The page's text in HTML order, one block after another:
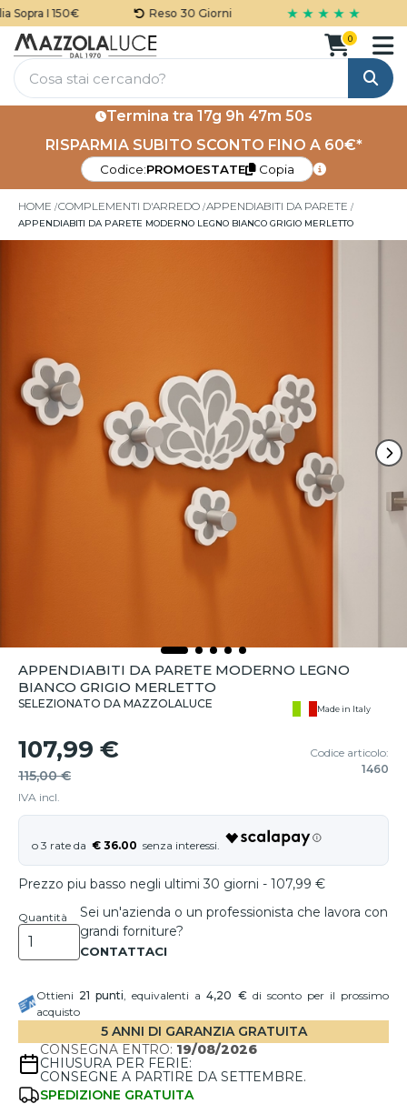
I 150€ Reso 30 Giorni ★ ★ ★ ★ ★
Cerca
0
Termina tra 17g 9h 47m 50s
RISPARMIA SUBITO SCONTO FINO A 60€*
Codice:PROMOESTATE Copia
HOME COMPLEMENTI D'ARREDO APPENDIABITI DA PARETE
APPENDIABITI DA PARETE MODERNO LEGNO BIANCO GRIGIO MERLETTO
APPENDIABITI DA PARETE MODERNO LEGNO
BIANCO GRIGIO MERLETTO
SELEZIONATO DA MAZZOLALUCE Made in Italy
107,99 €
115,00 €
IVA incl.
Codice articolo:
1460
€ 36.00
Prezzo piu basso negli ultimi 30 giorni - 107,99 €
Quantità
Sei un'azienda o un professionista che lavora con
grandi forniture?
Ottieni 21 punti, equivalenti a4,20 €di sconto per il prossimo
acquisto
5 ANNI DI GARANZIA GRATUITA
CONSEGNA ENTRO: 19/08/2026
CHIUSURA PER FERIE:
CONSEGNE A PARTIRE DA SETTEMBRE.
SPEDIZIONE GRATUITA